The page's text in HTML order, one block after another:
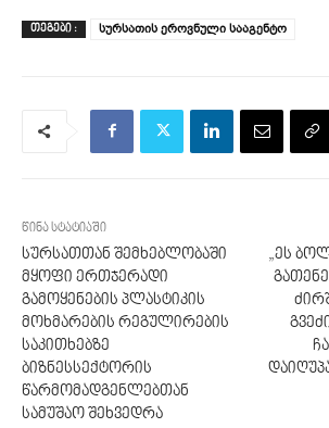
ᲗᲔᲒᲔᲑᲘ : სურსათის ეროვნული სააგენტო
წინა სტატიაში
სურსათთან შემხებლობაში
მყოფი ერთჯერადი
გამოყენების პლასტიკის
მოხმარების რეგულირების
საკითხებზე
ბიზნესსექტორის
წარმომადგენლებთან
სამუშაო შეხვედრა
„ეს